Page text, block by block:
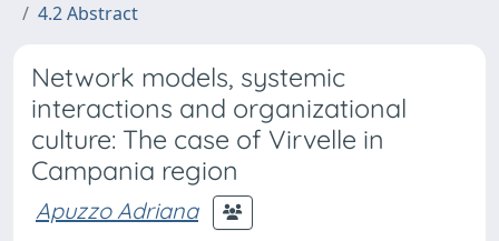
4.2 Abstract
Network models, systemic
interactions and organizational
culture: The case of Virvelle in
Campania region
Apuzzo Adriana